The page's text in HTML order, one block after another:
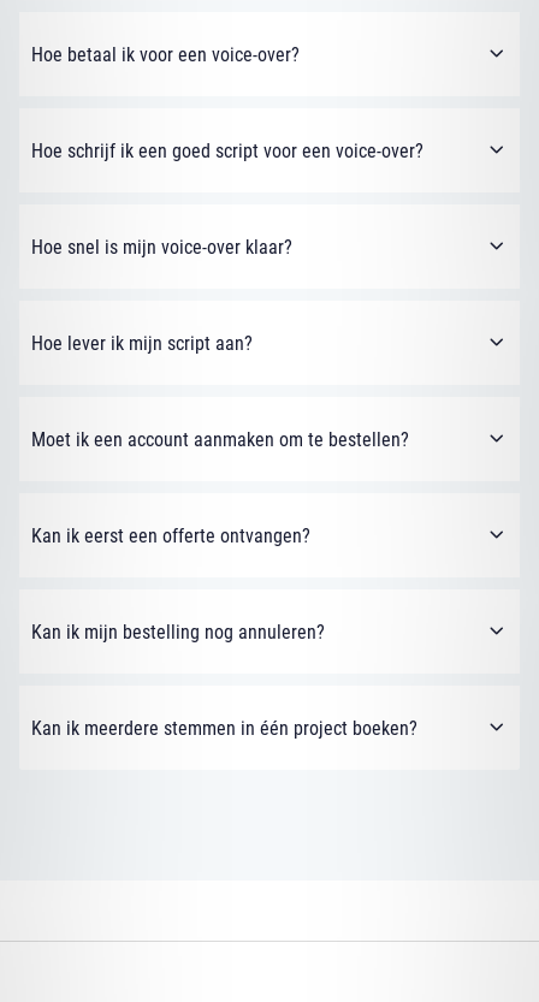
Hoe betaal ik voor een voice-over?
Hoe schrijf ik een goed script voor een voice-over?
Hoe snel is mijn voice-over klaar?
Hoe lever ik mijn script aan?
Moet ik een account aanmaken om te bestellen?
Kan ik eerst een offerte ontvangen?
Kan ik mijn bestelling nog annuleren?
Kan ik meerdere stemmen in één project boeken?